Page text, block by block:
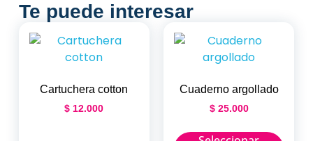
Te puede interesar
Cartuchera cotton
$ 12.000
Cuaderno argollado
$25.000